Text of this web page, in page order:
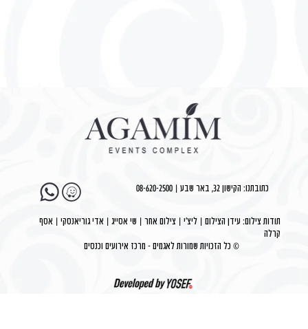
© כל הזכויות שמורות לאגמים - מרכז אירועים וכנסים
כתובתנו: הקישון 32, באר שבע | 08-620-2500
תודות צילום: עידן הצילום | ליצ׳י | צילום אחר | שי אסייג | אדי גוריאנסקי | אסף
קרלה